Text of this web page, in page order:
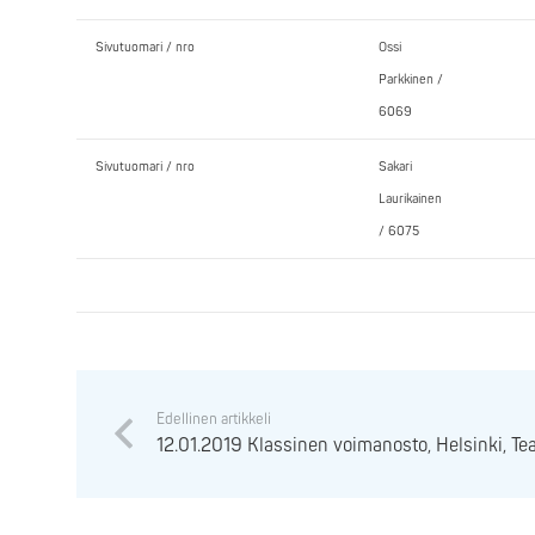
Sivutuomari / nro Ossi
Parkkinen /
6069
Sivutuomari / nro Sakari
Laurikainen
/ 6075
Edellinen artikkeli
12.01.2019 Klassinen voimanosto, Helsinki,